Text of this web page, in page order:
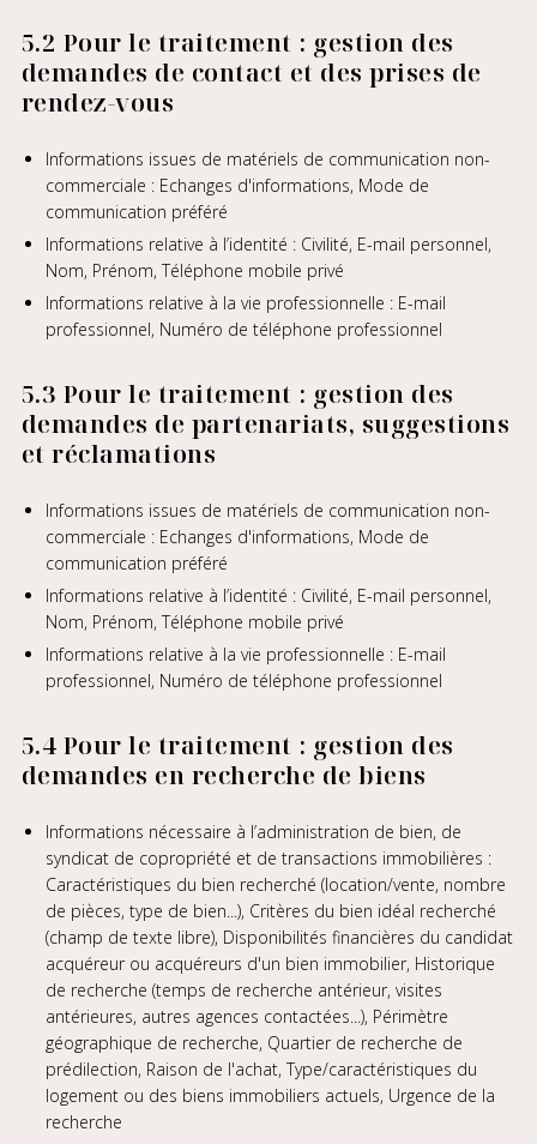
5.2 Pour le traitement : gestion des
demandes de contact et des prises de
rendez-vous
Informations issues de matériels de communication non-
commerciale : Echanges d'informations, Mode de
communication préféré
Informations relative à l’identité : Civilité, E-mail personnel,
Nom, Prénom, Téléphone mobile privé
Informations relative à la vie professionnelle : E-mail
professionnel, Numéro de téléphone professionnel
5.3 Pour le traitement : gestion des
demandes de partenariats, suggestions
et réclamations
Informations issues de matériels de communication non-
commerciale : Echanges d'informations, Mode de
communication préféré
Informations relative à l’identité : Civilité, E-mail personnel,
Nom, Prénom, Téléphone mobile privé
Informations relative à la vie professionnelle : E-mail
professionnel, Numéro de téléphone professionnel
5.4 Pour le traitement : gestion des
demandes en recherche de biens
Informations nécessaire à l’administration de bien, de
syndicat de copropriété et de transactions immobilières :
Caractéristiques du bien recherché (location/vente, nombre
de pièces, type de bien...), Critères du bien idéal recherché
(champ de texte libre), Disponibilités financières du candidat
acquéreur ou acquéreurs d'un bien immobilier, Historique
de recherche (temps de recherche antérieur, visites
antérieures, autres agences contactées...), Périmètre
géographique de recherche, Quartier de recherche de
prédilection, Raison de l'achat, Type/caractéristiques du
logement ou des biens immobiliers actuels, Urgence de la
recherche